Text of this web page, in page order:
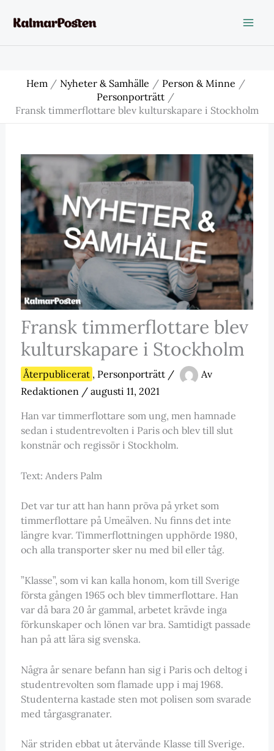
Hem Nyheter & Samhälle
Person & Minne
Personporträtt
Fransk timmerflottare blev kulturskapare i Stockholm
Fransk timmerflottare blev
kulturskapare i Stockholm
Återpublicerat , Personporträtt/
Av
Redaktionen / augusti 11, 2021
Han var timmerflottare som ung, men hamnade
sedan i studentrevolten i Paris och blev till slut
konstnär och regissör i Stockholm.
Text: Anders Palm
Det var tur att han hann pröva på yrket som
timmerflottare på Umeälven. Nu finns det inte
längre kvar. Timmerflottningen upphörde 1980,
och alla transporter sker nu med bil eller tåg.
”Klasse”, som vi kan kalla honom, kom till Sverige
första gången 1965 och blev timmerflottare. Han
var då bara 20 år gammal, arbetet krävde inga
förkunskaper och lönen var bra. Samtidigt passade
han på att lära sig svenska.
Några år senare befann han sig i Paris och deltog i
studentrevolten som flamade upp i maj 1968.
Studenterna kastade sten mot polisen som svarade
med tårgasgranater.
När striden ebbat ut återvände Klasse till Sverige.